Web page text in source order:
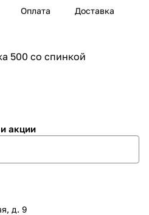
Оплата Доставка
500 со спинкой
акции
д. 9